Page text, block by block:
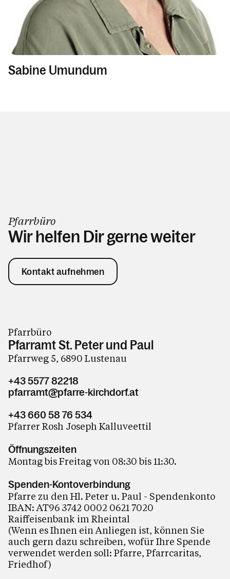
Sabine Umundum
Pfarrbüro
Wir helfen Dir gerne weiter
Kontakt aufnehmen
Pfarrbüro
Pfarramt St. Peter und Paul
Pfarrweg 5, 6890 Lustenau
+43 5577 82218
pfarramt@pfarre-kirchdorf.at
+43 660 58 76 534
Pfarrer Rosh Joseph Kalluveettil
Öffnungszeiten
Montag bis Freitag von 08:30 bis 11:30.
Spenden-Kontoverbindung
Pfarre zu den Hl. Peter u. Paul - Spendenkonto
IBAN: AT96 3742 0002 0621 7020
Raiffeisenbank im Rheintal
(Wenn es Ihnen ein Anliegen ist, können Sie
auch gern dazu schreiben, wofür Ihre Spende
verwendet werden soll: Pfarre, Pfarrcaritas,
Friedhof)